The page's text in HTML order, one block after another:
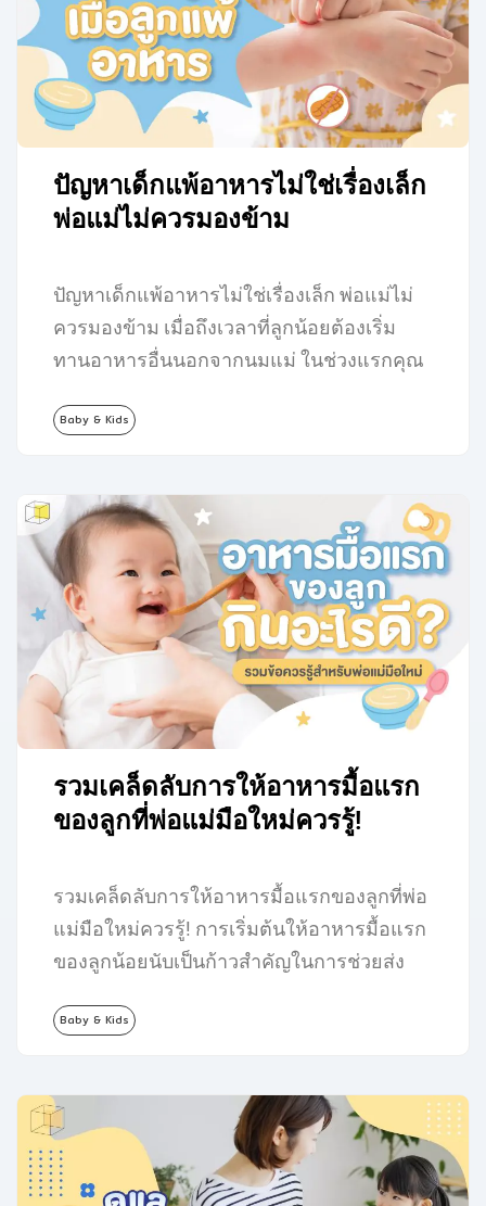
ปัญหาเด็กแพ้อาหารไม่ใช่เรื่องเล็ก
พ่อแม่ไม่ควรมองข้าม
ปัญหาเด็กแพ้อาหารไม่ใช่เรื่องเล็ก พ่อแม่ไม่
ควรมองข้าม เมื่อถึงเวลาที่ลูกน้อยต้องเริ่ม
ทานอาหารอื่นนอกจากนมแม่ ในช่วงแรกคุณ
เปลี่ยนแปลง…
Baby & Kids
รวมเคล็ดลับการให้อาหารมื้อแรก
ของลูกที่พ่อแม่มือใหม่ควรรู้!
รวมเคล็ดลับการให้อาหารมื้อแรกของลูกที่พ่อ
แม่มือใหม่ควรรู้! การเริ่มต้นให้อาหารมื้อแรก
ของลูกน้อยนับเป็นก้าวสำคัญในการช่วยส่ง
พ่อแม่มือใหม่มือใหม่หลายคนอาจเป็นกังวล
เหมาะสมที่และข้อควรคำนึงเพื่อเตรียมอาหาร
มื้อแรกของลูกอย่างเหมาะสม เราจึงได้
รวบรวมทุกข้อควรรู้และเคล็ดลับการเริ่มต้น
ให้อาหารมื้อแรกของลูกมาฝากเหล่าพ่อแม่มือ
Baby & Kids